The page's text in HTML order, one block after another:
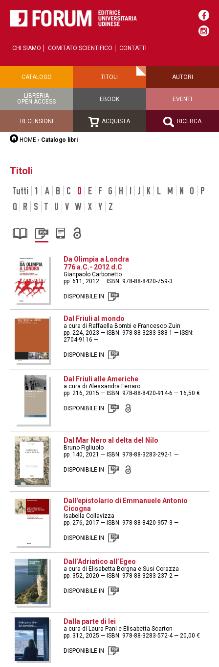
CHI SIAMO COMITATO SCIENTIFICO CONTATTI
CATALOGO TITOLI AUTORI
LIBRERIA
OPEN ACCESS
EBOOK EVENTI
RECENSIONI ACQUISTA RICERCA
HOME › Catalogo libri
Titoli
Tutti 1 A B C D E F G H I J K L M N O
P
Q R S T U V W X Y Z
Da Olimpia a Londra
776 a.C.- 2012 d.C
Gianpaolo Carbonetto
pp. 611, 2012 — ISBN: 978-88-8420-759-3
DISPONIBILE IN
Dal Friuli al mondo
a cura di Raffaella Bombi e Francesco Zuin
pp. 224, 2023 — ISBN: 978-88-3283-388-1 — ISSN:
2704-9116 —
DISPONIBILE IN
Dal Friuli alle Americhe
a cura di Alessandra Ferraro
pp. 216, 2015 — ISBN: 978-88-8420-914-6 — 16,50 €
DISPONIBILE IN
Dal Mar Nero al delta del Nilo
Bruno Figliuolo
pp. 140, 2021 — ISBN: 978-88-3283-292-1 —
DISPONIBILE IN
Dall'epistolario di Emmanuele Antonio
Cicogna
Isabella Collavizza
pp. 276, 2017 — ISBN: 978-88-8420-957-3 —
DISPONIBILE IN
Dall’Adriatico all’Egeo
a cura di Elisabetta Borgna e Susi Corazza
pp. 352, 2020 — ISBN: 978-88-3283-237-2 —
DISPONIBILE IN
Dalla parte di lei
a cura di Laura Pani e Elisabetta Scarton
pp. 312, 2025 — ISBN: 978-88-3283-572-4 — 20,00 €
DISPONIBILE IN